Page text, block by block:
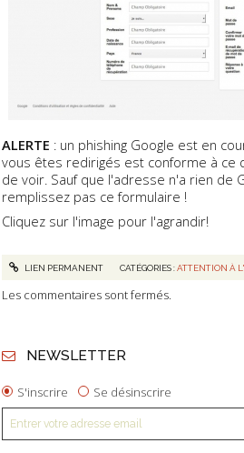
ALERTE : un phishing Google est en
vous êtes redirigés est conforme à ce
de voir. Sauf que l'adresse n'a rien de
remplissez pas ce formulaire !
Cliquez sur l'image pour l'agrandir!
LIEN PERMANENT CATÉGORIES :ATTENTION À
Les commentaires sont fermés.
NEWSLETTER
S'inscrire Se désinscrire